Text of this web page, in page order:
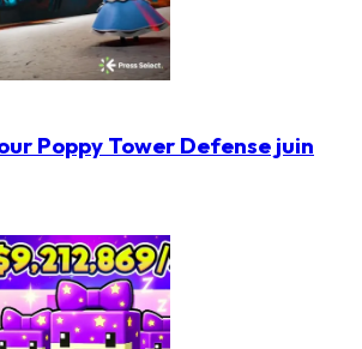
Poppy Tower Defense juin